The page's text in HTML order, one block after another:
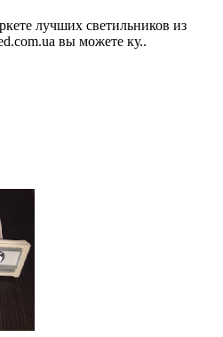
лучших светильников из
вы можете ку..